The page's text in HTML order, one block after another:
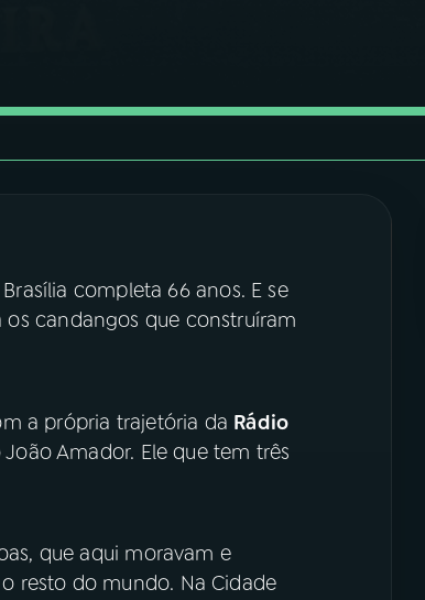
completa 66 anos. E se
candangos que construíram
a própria trajetória da Rádio
Amador. Ele que tem três
que aqui moravam e
resto do mundo. Na Cidade